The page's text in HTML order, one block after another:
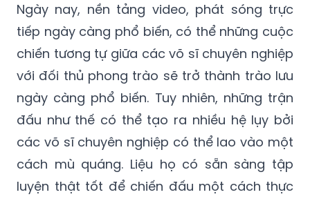
Ngày nay, nền tảng video, phát sóng trực
tiếp ngày càng phổ biến, có thể những cuộc
chiến tương tự giữa các võ sĩ chuyên nghiệp
với đối thủ phong trào sẽ trở thành trào lưu
ngày càng phổ biến. Tuy nhiên, những trận
đấu như thế có thể tạo ra nhiều hệ lụy bởi
các võ sĩ chuyên nghiệp có thể lao vào một
cách mù quáng. Liệu họ có sẵn sàng tập
luyện thật tốt để chiến đấu một cách thực